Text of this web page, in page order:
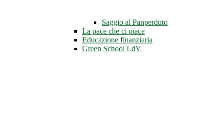
Saggio al Panperduto
La pace che ci piace
Educazione finanziaria
Green School LdV